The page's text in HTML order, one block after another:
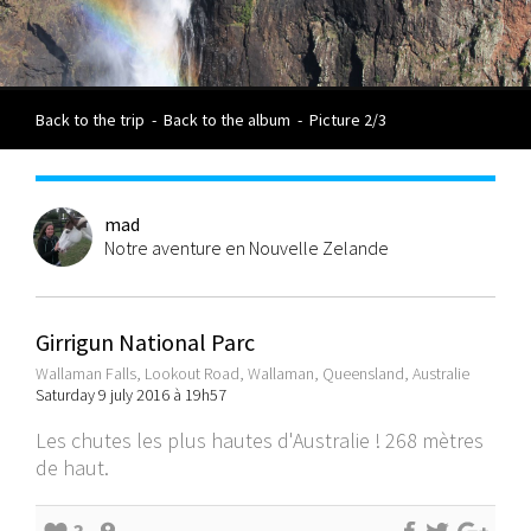
Back to the trip - Back to the album - Picture 2/3
mad
Notre aventure en Nouvelle Zelande
Girrigun National Parc
Wallaman Falls, Lookout Road, Wallaman, Queensland, Australie
Saturday 9 july 2016 à 19h57
Les chutes les plus hautes d'Australie ! 268 mètres
de haut.